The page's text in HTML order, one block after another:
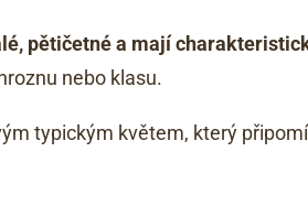
pětičetné a mají
nebo klasu.
typickým květem, který